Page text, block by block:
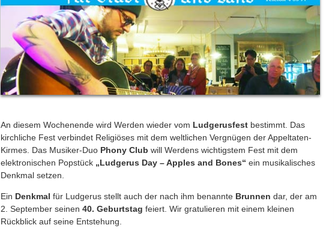
An diesem Wochenende wird Werden wieder vom Ludgerusfestbestimmt. Das
kirchliche Fest verbindet Religiöses mit dem weltlichen Vergnügen der Appeltaten-
Kirmes. Das Musiker-Duo Phony Club will Werdens wichtigstem Fest mit dem
elektronischen Popstück „Ludgerus Day – Apples and Bones“ ein musikalisches
Denkmal setzen.
Ein Denkmal für Ludgerus stellt auch der nach ihm benannte Brunnen dar, der am
2. September seinen 40. Geburtstag feiert. Wir gratulieren mit einem kleinen
Rückblick auf seine Entstehung.